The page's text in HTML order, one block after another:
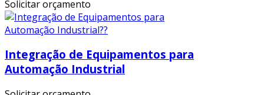
Solicitar orçamento
Integração de Equipamentos para
Automação Industrial